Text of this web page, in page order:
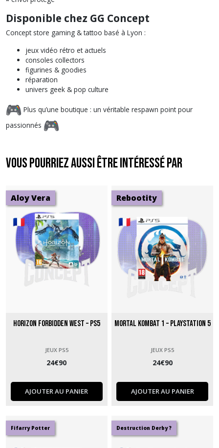
Disponible chez GG Concept
Concept store gaming & tattoo basé à Lyon :
jeux vidéo rétro et actuels
consoles collectors
figurines & goodies
réparation
univers geek & pop culture
Plus qu’une boutique : un véritable respawn point pour
passionnés
Vous pourriez aussi être intéressé par
Aloy Vera
Horizon Forbidden West – PS5
JEUX PS5
24€90
AJOUTER AU PANIER
Rebootity
Mortal Kombat 1 – PlayStation 5
JEUX PS5
24€90
AJOUTER AU PANIER
Fifarry Potter Destruction Derby ?